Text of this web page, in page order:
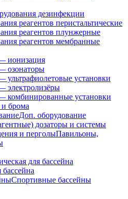
дезинфекции
реагентов перистальтические
реагентов плунжерные
реагентов мембранные
ионизация
озонаторы
ультрафиолетовые установки
электролизёры
комбинированные установки
брома
Доп. оборудование
дозаторы и системы
Павильоны,
для бассейна
Спортивные бассейны